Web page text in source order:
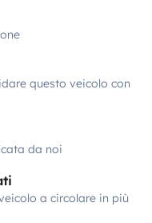
questo veicolo con
da noi
a circolare in più